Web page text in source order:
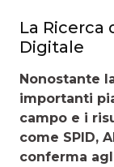
La Ricerca
Digitale
Nonostante
importanti
campo e i
come SPID,
conferma